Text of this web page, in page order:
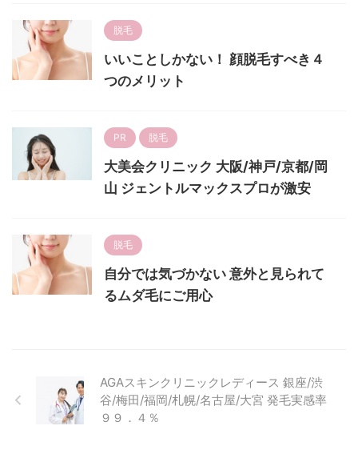
脱毛
いいことしかない！ 顔脱毛すべき４
つのメリット
PR 脱毛
大美会クリニック 大阪/神戸/京都/岡
山 ジェントルマックスプロが激安
脱毛
自分では気づかない 意外と見られて
るムダ毛にご用心
AGAスキンクリニックレディース 銀座/渋
谷/梅田/福岡/札幌/名古屋/大宮 発毛実感率
９９．４％